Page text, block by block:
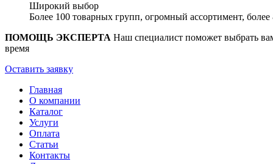
Широкий выбор
Более 100 товарных групп, огромный ассортимент,
ПОМОЩЬ ЭКСПЕРТА Наш специалист поможет выбрать
время
Оставить заявку
Главная
О компании
Каталог
Услуги
Оплата
Статьи
Контакты